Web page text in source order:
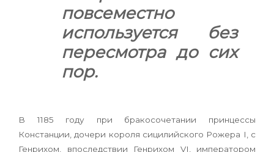
повсеместно
используется без
пересмотра до сих
пор.
В 1185 году при бракосочетании принцессы
Констанции, дочери короля сицилийского Рожера I, с
Генрихом, впоследствии Генрихом VI, императором